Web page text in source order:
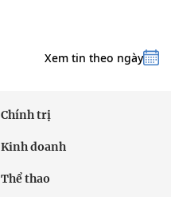
Xem tin theo ngày
Chính trị
Kinh doanh
Thể thao